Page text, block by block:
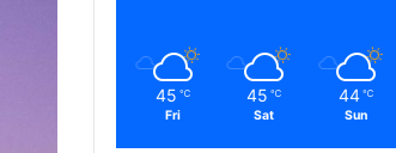
45 ℃
Fri
45 ℃
Sat
44 ℃
Sun